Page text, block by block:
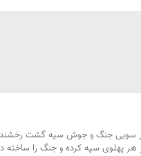
سویی جنگ و جوش سیه گشت رخشنده
پهلوی سپه کرده و جنگ را ساخته